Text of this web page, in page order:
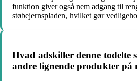
funktion giver også nem adgang til
støbejernspladen, hvilket gør
Hvad adskiller denne todelte
andre lignende produkter på